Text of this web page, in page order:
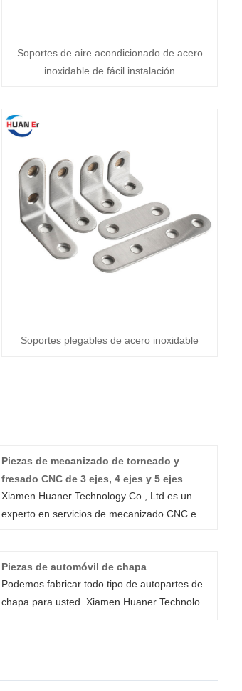
Soportes de aire acondicionado de acero
inoxidable de fácil instalación
Soportes plegables de acero inoxidable
Piezas de mecanizado de torneado y
fresado CNC de 3 ejes, 4 ejes y 5 ejes
Xiamen Huaner Technology Co., Ltd es un
experto en servicios de mecanizado CNC en
amplia gama de servicios de máquinas CNC
que incluyen piezas de torneado y fresado
CNC de 3 ejes, 4 ejes y 5 ejes, así como
Piezas de automóvil de chapa
Podemos fabricar todo tipo de autopartes de
chapa para usted. Xiamen Huaner Technology